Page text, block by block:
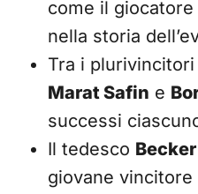
come il
nella storia
Tra i
Marat Safin e
successi
Il tedesco Becker
giovane